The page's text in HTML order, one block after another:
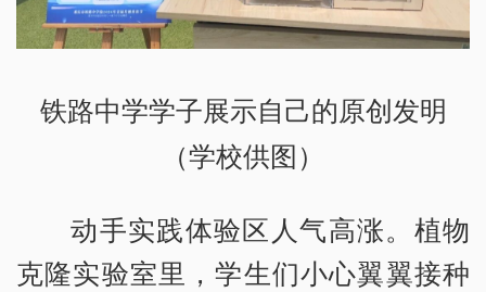
铁路中学学子展示自己的原创发明
（学校供图）
动手实践体验区人气高涨。植物
克隆实验室里，学生们小心翼翼接种